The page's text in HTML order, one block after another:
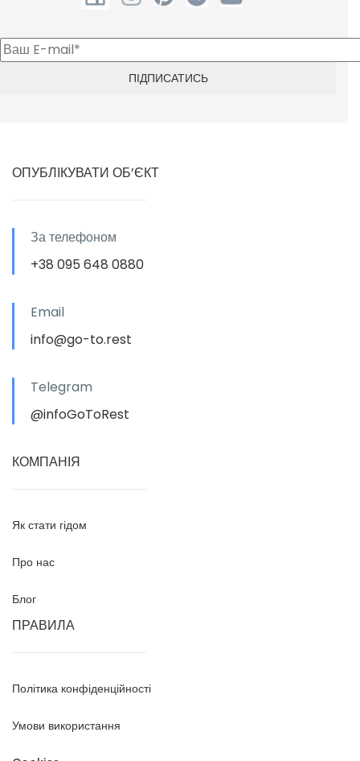
ОПУБЛІКУВАТИ ОБ’ЄКТ
За телефоном
+38 095 648 0880
Email
info@go-to.rest
Telegram
@infoGoToRest
КОМПАНІЯ
Як стати гідом
Про нас
Блог
ПРАВИЛА
Політика конфіденційності
Умови використання